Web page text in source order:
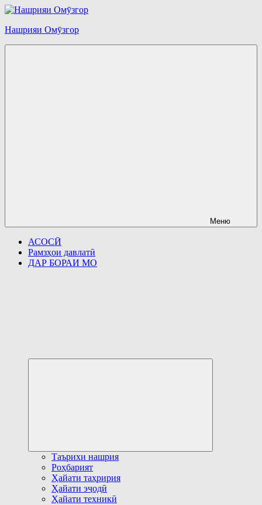
Перейти
содержимому
Нашрияи Омӯзгор
Меню
АСОСӢ
Рамзҳои давлатӣ
ДАР БОРАИ МО
Таърихи нашрия
Роҳбарият
Ҳайати таҳририя
Ҳайати эҷодӣ
Ҳайати техникӣ